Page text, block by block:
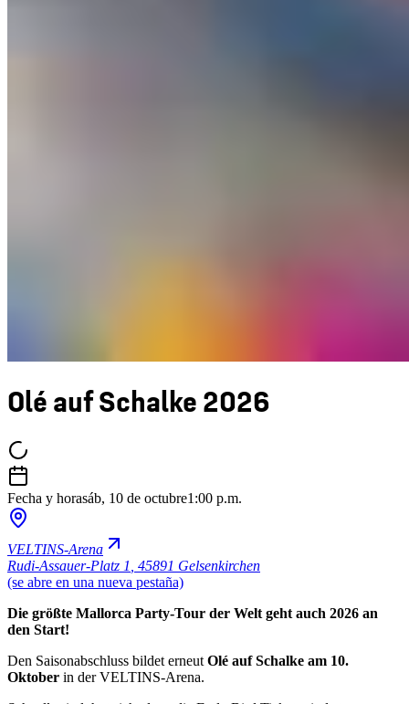
Olé auf Schalke 2026
Fecha y horasáb, 10 de octubre1:00 p.m.
VELTINS-Arena
Rudi-Assauer-Platz 1 45891 Gelsenkirchen
(se abre en una nueva pestaña)
Die größte Mallorca Party-Tour der Welt geht auch 2026 an
den Start!
Den Saisonabschluss bildet erneut Olé auf Schalke am 10.
Oktober in der VELTINS-Arena.